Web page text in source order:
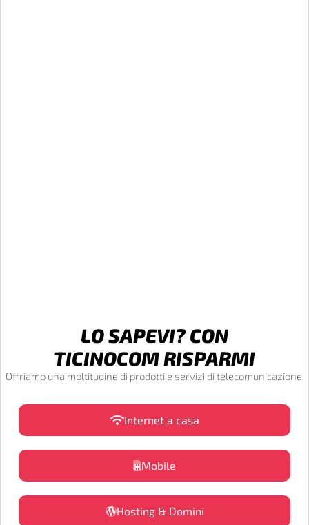
LO SAPEVI? CON
TICINOCOM RISPARMI
Offriamo una moltitudine di prodotti e servizi di telecomunicazione.
Internet a casa
Mobile
Hosting & Domini